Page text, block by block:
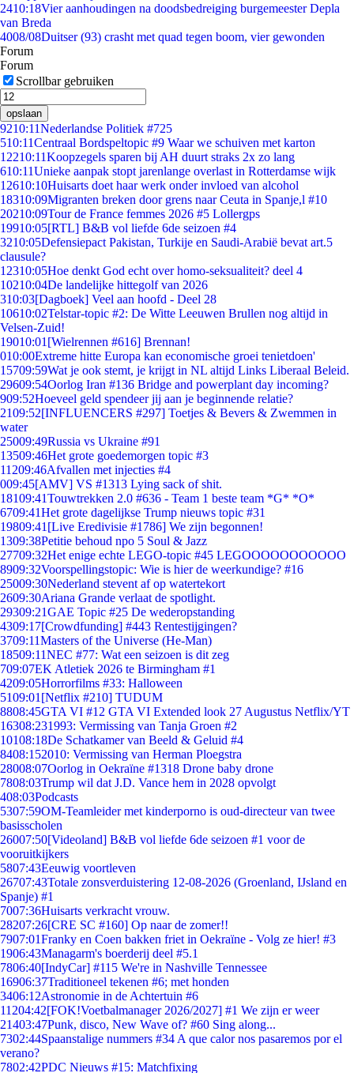
2410:18Vier aanhoudingen na doodsbedreiging burgemeester Depla
van Breda
4008/08Duitser (93) crasht met quad tegen boom, vier gewonden
Forum
Forum
Scrollbar gebruiken
opslaan
9210:11Nederlandse Politiek #725
510:11Centraal Bordspeltopic #9 Waar we schuiven met karton
12210:11Koopzegels sparen bij AH duurt straks 2x zo lang
610:11Unieke aanpak stopt jarenlange overlast in Rotterdamse wijk
12610:10Huisarts doet haar werk onder invloed van alcohol
18310:09Migranten breken door grens naar Ceuta in Spanje,l #10
20210:09Tour de France femmes 2026 #5 Lollergps
19910:05[RTL] B&B vol liefde 6de seizoen #4
3210:05Defensiepact Pakistan, Turkije en Saudi-Arabië bevat art.5
clausule?
12310:05Hoe denkt God echt over homo-seksualiteit? deel 4
10210:04De landelijke hittegolf van 2026
310:03[Dagboek] Veel aan hoofd - Deel 28
10610:02Telstar-topic #2: De Witte Leeuwen Brullen nog altijd in
Velsen-Zuid!
19010:01 [Wielrennen #616] Brennan!
010:00Extreme hitte Europa kan economische groei tenietdoen'
15709:59Wat je ook stemt, je krijgt in NL altijd Links Liberaal Beleid.
29609:54Oorlog Iran #136 Bridge and powerplant day incoming?
909:52Hoeveel geld spendeer jij aan je beginnende relatie?
2109:52[INFLUENCERS #297] Toetjes & Bevers & Zwemmen in
water
25009:49Russia vs Ukraine #91
13509:46Het grote goedemorgen topic #3
11209:46Afvallen met injecties #4
009:45[AMV] VS #1313 Lying sack of shit.
18109:41Touwtrekken 2.0 #636 - Team 1 beste team *G* *O*
6709:41Het grote dagelijkse Trump nieuws topic #31
19809:41 [Live Eredivisie #1786] We zijn begonnen!
1309:38Petitie behoud npo 5 Soul & Jazz
27709:32Het enige echte LEGO-topic #45 LEGOOOOOOOOOOO
8909:32Voorspellingstopic: Wie is hier de weerkundige? #16
25009:30Nederland stevent af op watertekort
2609:30Ariana Grande verlaat de spotlight.
29309:21GAE Topic #25 De wederopstanding
4309:17[Crowdfunding] #443 Rentestijgingen?
3709:11Masters of the Universe (He-Man)
18509:11NEC #77: Wat een seizoen is dit zeg
709:07EK Atletiek 2026 te Birmingham #1
4209:05Horrorfilms #33: Halloween
5109:01 [Netflix #210] TUDUM
8808:45GTA VI #12 GTA VI Extended look 27 Augustus Netflix/YT
16308:231993: Vermissing van Tanja Groen #2
10108:18De Schatkamer van Beeld & Geluid #4
8408:152010: Vermissing van Herman Ploegstra
28008:07Oorlog in Oekraïne #1318 Drone baby drone
7808:03Trump wil dat J.D. Vance hem in 2028 opvolgt
408:03Podcasts
5307:59OM-Teamleider met kinderporno is oud-directeur van twee
basisscholen
26007:50[Videoland] B&B vol liefde 6de seizoen #1 voor de
vooruitkijkers
5807:43Eeuwig voortleven
26707:43Totale zonsverduistering 12-08-2026 (Groenland, IJsland en
Spanje) #1
7007:36Huisarts verkracht vrouw.
28207:26[CRE SC #160] Op naar de zomer!!
7907:01Franky en Coen bakken friet in Oekraïne - Volg ze hier! #3
1906:43Managarm's boerderij deel #5.1
7806:40[IndyCar] #115 We're in Nashville Tennessee
16906:37Traditioneel tekenen #6; met honden
3406:12Astronomie in de Achtertuin #6
11204:42[FOK!Voetbalmanager 2026/2027] #1 We zijn er weer
21403:47Punk, disco, New Wave of? #60 Sing along...
7302:44Spaanstalige nummers #34 A que calor nos pasaremos por el
verano?
7802:42PDC Nieuws #15: Matchfixing